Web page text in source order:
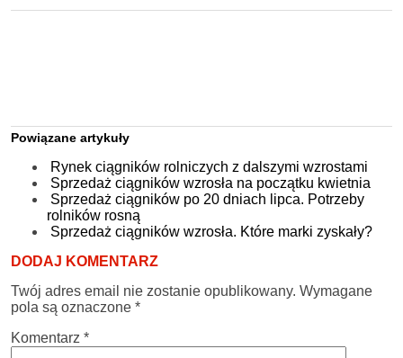
Powiązane artykuły
Rynek ciągników rolniczych z dalszymi wzrostami
Sprzedaż ciągników wzrosła na początku kwietnia
Sprzedaż ciągników po 20 dniach lipca. Potrzeby
rolników rosną
Sprzedaż ciągników wzrosła. Które marki zyskały?
DODAJ KOMENTARZ
Twój adres email nie zostanie opublikowany. Wymagane
pola są oznaczone *
Komentarz *